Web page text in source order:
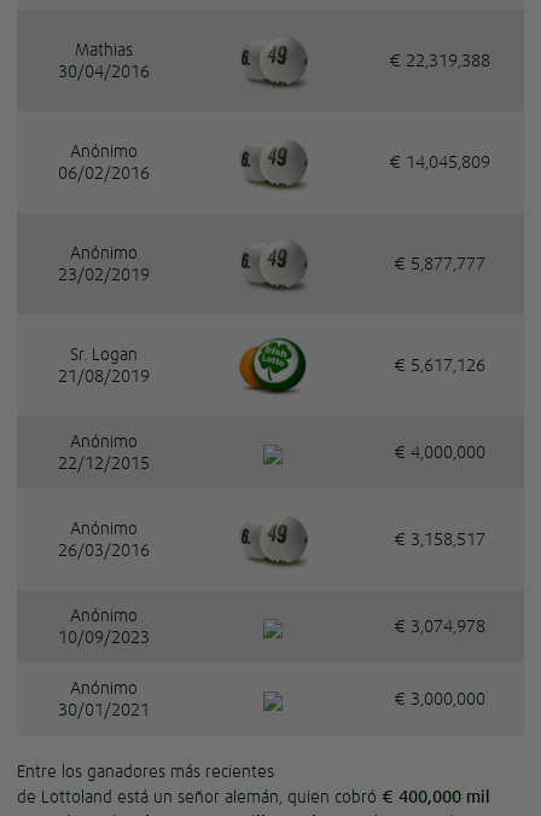
Mathias
30/04/2016
€ 22,319,388
Anónimo
06/02/2016
€ 14,045,809
Anónimo
23/02/2019
€ 5,877,777
Sr. Logan
21/08/2019
€ 5,617,126
Anónimo
22/12/2015
€ 4,000,000
Anónimo
26/03/2016
€ 3,158,517
Anónimo
10/09/2023
€ 3,074,978
Anónimo
30/01/2021
€ 3,000,000
Entre los ganadores más recientes
de Lottoland está un señor alemán, quien cobró € 400,000 mil